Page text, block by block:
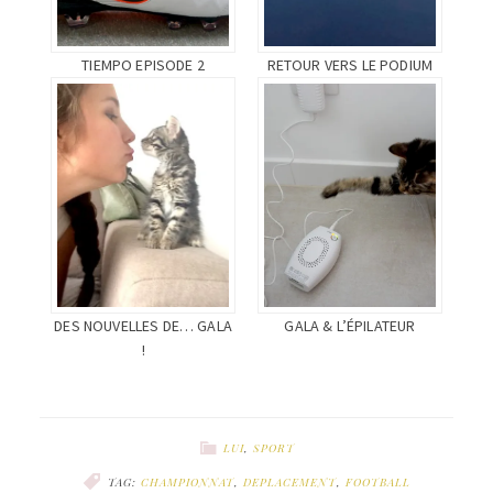
TIEMPO EPISODE 2 RETOUR VERS LE PODIUM
DES NOUVELLES DE… GALA
!
GALA & L’ÉPILATEUR
LUI SPORT
TAG: CHAMPIONNAT DEPLACEMENT FOOTBALL